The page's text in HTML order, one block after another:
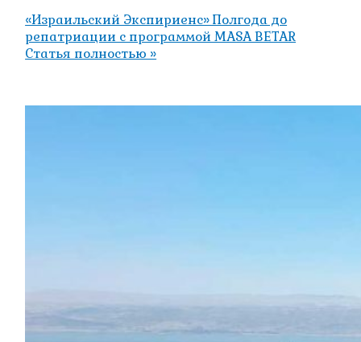
«Израильский Экспириенс» Полгода до
репатриации с программой MASA BETAR
Статья полностью »